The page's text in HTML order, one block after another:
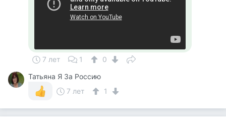
7 лет 1
0
Татьяна Я За Россию
7 лет
1